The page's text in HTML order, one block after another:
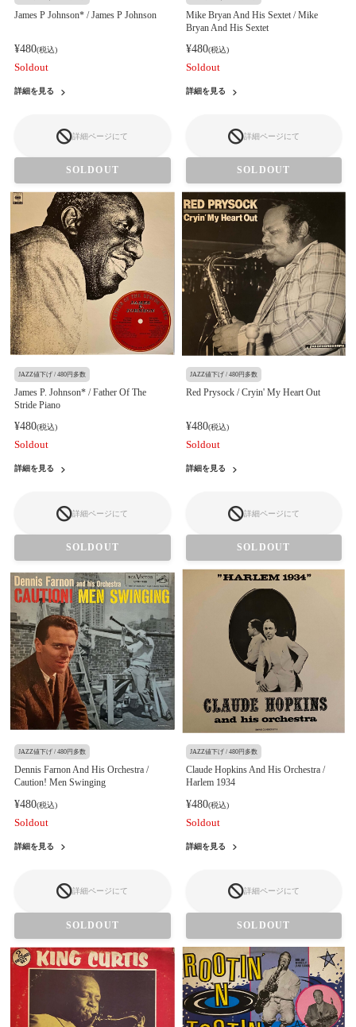
James P Johnson* / James P Johnson
¥480(税込)
Soldout
詳細を見る
詳細ページにて
SOLDOUT
Mike Bryan And His Sextet / Mike
Bryan And His Sextet
¥480(税込)
Soldout
詳細を見る
詳細ページにて
SOLDOUT
JAZZ値下げ / 480円多数
James P. Johnson* / Father Of The
Stride Piano
¥480(税込)
Soldout
詳細を見る
詳細ページにて
SOLDOUT
JAZZ値下げ / 480円多数
Red Prysock / Cryin' My Heart Out
¥480(税込)
Soldout
詳細を見る
詳細ページにて
SOLDOUT
JAZZ値下げ / 480円多数
Dennis Farnon And His Orchestra /
Caution! Men Swinging
¥480(税込)
Soldout
詳細を見る
詳細ページにて
SOLDOUT
JAZZ値下げ / 480円多数
Claude Hopkins And His Orchestra /
Harlem 1934
¥480(税込)
Soldout
詳細を見る
詳細ページにて
SOLDOUT